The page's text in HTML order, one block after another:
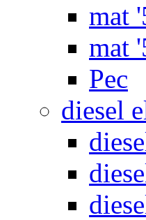
mat
mat
Pec
diesel